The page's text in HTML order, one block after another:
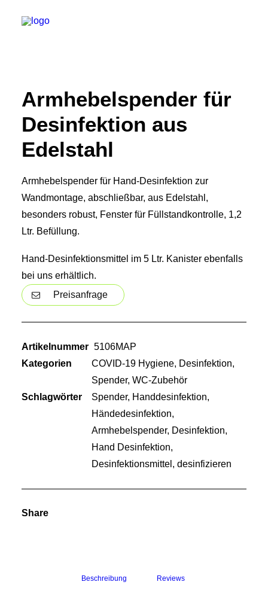
PRODUKTE
SERVICE
UNTERNEHMEN
ANRUF
SEARCH
Armhebelspender für
Desinfektion aus
Edelstahl
Armhebelspender für Hand-Desinfektion zur
Wandmontage, abschließbar, aus Edelstahl,
besonders robust, Fenster für Füllstandkontrolle, 1,2
Ltr. Befüllung.
Hand-Desinfektionsmittel im 5 Ltr. Kanister ebenfalls
bei uns erhältlich.
Preisanfrage
Artikelnummer 5106MAP
Kategorien
COVID-19 Hygiene, Desinfektion,
Spender, WC-Zubehör
Schlagwörter
Spender, Handdesinfektion,
Händedesinfektion,
Armhebelspender, Desinfektion,
Hand Desinfektion,
Desinfektionsmittel , desinfizieren
Share
Beschreibung Reviews